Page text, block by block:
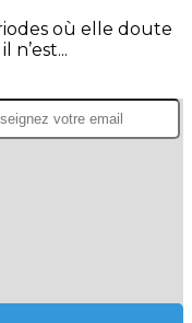
où elle doute
n’est...